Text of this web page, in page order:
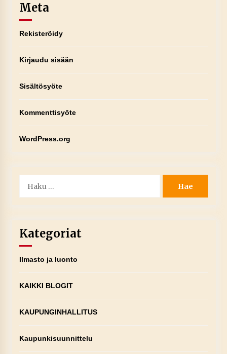
Meta
Rekisteröidy
Kirjaudu sisään
Sisältösyöte
Kommenttisyöte
WordPress.org
Kategoriat
Ilmasto ja luonto
KAIKKI BLOGIT
KAUPUNGINHALLITUS
Kaupunkisuunnittelu